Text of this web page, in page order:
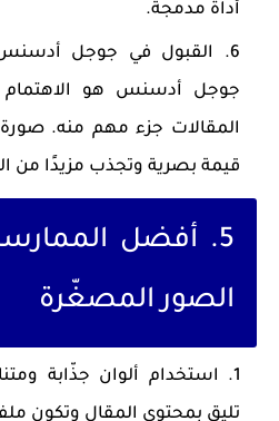
أداة مدمجة.
القبول في جوجل
جوجل أدسنس هو الاهتمام
المقالات جزء مهم منه.
قيمة بصرية وتجذب مزيدًا من
5. أفضل
الصور المصغّرة
استخدام ألوان جذّابة
تليق بمحتوى المقال وتكون